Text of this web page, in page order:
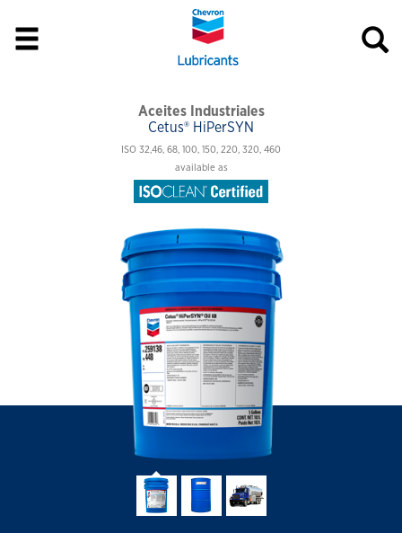
Aceites Industriales
Cetus® HiPerSYN
ISO 32,46, 68, 100, 150, 220, 320, 460
available as